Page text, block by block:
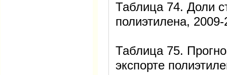
Таблица 74. Доли
полиэтилена, 2009-
Таблица 75.
экспорте